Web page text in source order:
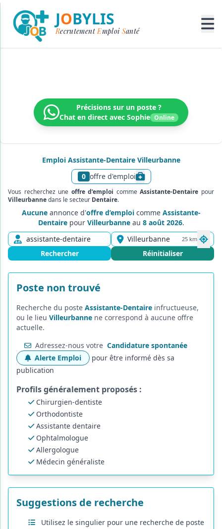
JOBYLIS
RecrutementEmploi Santé
Précisions sur un poste ?
Chat en direct avec Sophie Online
Emploi Assistante-Dentaire Villeurbanne
0 offre d'emploi
Afficher le texte
Vous recherchez une offre d’emploi commeAssistante-Dentaire pour
Villeurbannedans le secteur Dentaire.
Aucuneannonce d'offre d’emploicomme Assistante-
Dentaire pour Villeurbanne au 8 août 2026.
25 km
Rechercher Réinitialiser
Poste non trouvé
Recherche du poste Assistante-Dentaire infructueuse,
ou le lieu Villeurbanne ne correspond à aucune offre
actuelle.
Adressez-nous votre Candidature spontanée
Alerte Emploi
pour être informé dès sa
publication
Profils généralement proposés :
Chirurgien-dentiste
Orthodontiste
Assistante dentaire
Ophtalmologue
Allergologue
Médecin généraliste
Suggestions de recherche
Utilisez le singulier pour une recherche de poste